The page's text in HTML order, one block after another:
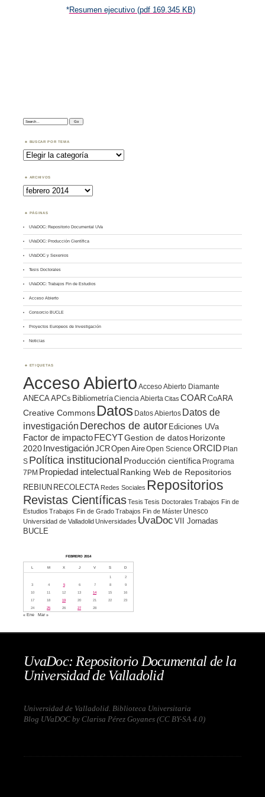
*Resumen ejecutivo (pdf 169.345 KB)
Search:
BUSCAR POR TEMA
Buscar
por
Tema
ARCHIVOS
Archivos
PÁGINAS
UVaDOC: Repositorio Documental UVa
UVaDOC: Producción Científica
UVaDOC y Sexenios
Tesis Doctorales
UVaDOC: Trabajos Fin de Estudios
Acceso Abierto
Consorcio BUCLE
Proyectos Europeos de Investigación
Noticias
ETIQUETAS
Acceso Abierto Acceso Abierto Diamante
ANECA APCs BibliometríaCiencia Abierta Citas COAR CoARA
Creative Commons Datos Datos Abiertos Datos de
investigación Derechos de autor Ediciones UVa
Factor de impacto FECYTGestion de datosHorizonte
2020 InvestigaciónJCROpen AireOpen Science ORCID Plan
S Política institucional Producción científica Programa
7PM Propiedad intelectualRanking Web de Repositorios
REBIUN RECOLECTA Redes Sociales Repositorios
Revistas CientíficasTesis Tesis Doctorales Trabajos Fin de
Estudios Trabajos Fin de GradoTrabajos Fin de Máster Unesco
Universidad de ValladolidUniversidades UvaDoc VII Jornadas
BUCLE
FEBRERO 2014
L M X J V S D
1
2
3
4 5 6 7 8
9
10
11 12 13 14 15
16
17
18 19 20 21 22
23
24
25 26 27 28
« Ene Mar »
UvaDoc: Repositorio Documental de la
Universidad de Valladolid
Universidad de Valladolid. Biblioteca Universitaria
Blog UVaDOC by Clarisa Pérez Goyanes (CC BY-SA 4.0)